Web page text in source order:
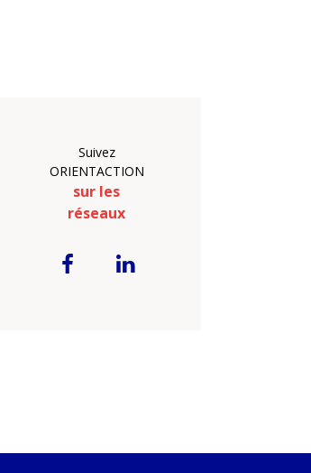
Suivez
ORIENTACTION
sur les
réseaux